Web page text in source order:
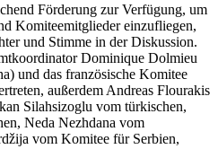
Förderung zur Verfügung, um
Komiteemitglieder einzufliegen,
und Stimme in der Diskussion.
Dominique Dolmieu
und das französische Komitee
außerdem Andreas Flourakis
Silahsizoglu vom türkischen,
Neda Nezhdana vom
vom Komitee für Serbien,